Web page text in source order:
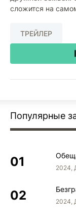
сложится на
ТРЕЙЛЕР
Популярные
2024,